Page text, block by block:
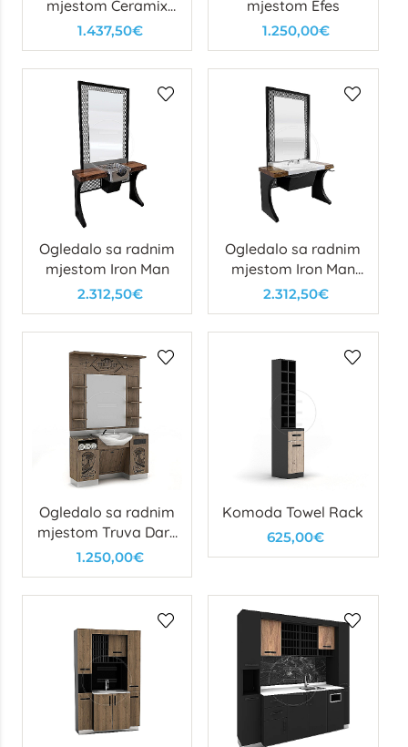
mjestom Ceramix
Barber
1.437,50€
mjestom Efes
1.250,00€
Ogledalo sa radnim
mjestom Iron Man
2.312,50€
Ogledalo sa radnim
mjestom Iron Man
CB
2.312,50€
Ogledalo sa radnim
mjestom Truva Dark
Man
1.250,00€
Komoda Towel Rack
625,00€